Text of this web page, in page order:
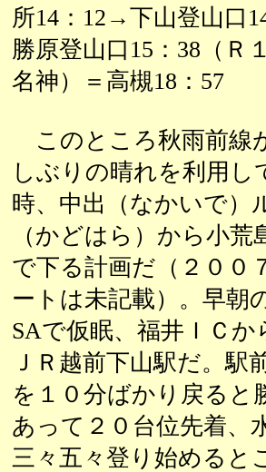
所14：12→下山登山口
勝原登山口15：38（Ｒ
名神）＝高槻18：57
このところ秋雨前線
しぶりの晴れを利用し
時、中出（なかいで）
（かどはら）から小
で下る計画だ（２００
ートは未記載）。早朝
SAで仮眠、福井ＩＣ
ＪＲ越前下山駅だ。駅
を１０分ばかり戻ると
あって２０台位先着、
三々五々登り始めると